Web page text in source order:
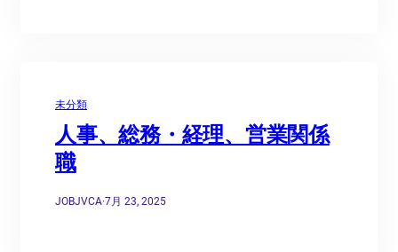
未分類
人事、総務・経理、営業関係
職
JOBJVCA·7月 23, 2025